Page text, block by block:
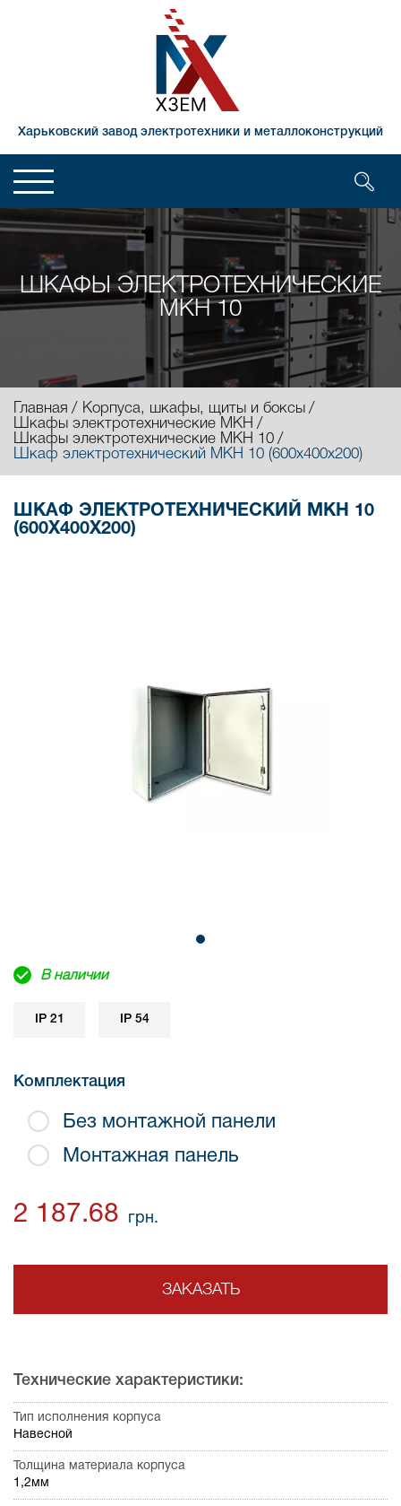
Харьковский завод электротехники и металлоконструкций
ШКАФЫ ЭЛЕКТРОТЕХНИЧЕСКИЕ
МКН 10
Главная
Корпуса, шкафы, щиты и боксы
Шкафы электротехнические МКН
Шкафы электротехнические МКН 10
Шкаф электротехнический МКН 10 (600х400х200)
ШКАФ ЭЛЕКТРОТЕХНИЧЕСКИЙ МКН 10
(600Х400Х200)
В наличии
IP 21 IP 54
Комплектация
Без монтажной панели
Монтажная панель
2 187.68 грн.
ЗАКАЗАТЬ
Технические характеристики:
Тип исполнения корпуса
Навесной
Толщина материала корпуса
1,2мм